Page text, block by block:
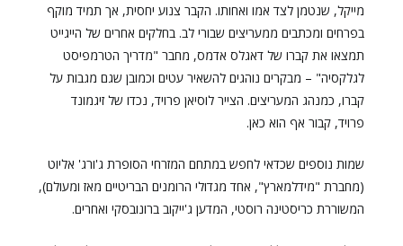
מייקל, שנטמן לצד אמו ואחותו. הקבר צנוע יחסית, אך תמיד מוקף
בפרחים ומכתבים ממעריצים שבורי לב. בחלקים אחרים של הייגייט
תמצאו את קברו של דאגלס אדמס, מחבר "מדריך הטרמפיסט
לגלקסיה" – מבקרים נוהגים להשאיר עטים וכמובן שגם מגבות על
קברו, כמנהג המעריצים. הצייר לוסיאן פרויד, נכדו של זיגמונד
פרויד, קבור אף הוא כאן.
שמות נוספים שכדאי לחפש במתחם המזרחי הסופרת ג'ורג' אליוט
(מחברת "מידלמארץ", אחד מגדולי הרומנים הבריטיים מאז ומעולם),
המשוררת כריסטינה רוסטי, המדען ג'ייקוב ברונובסקי ואחרים.